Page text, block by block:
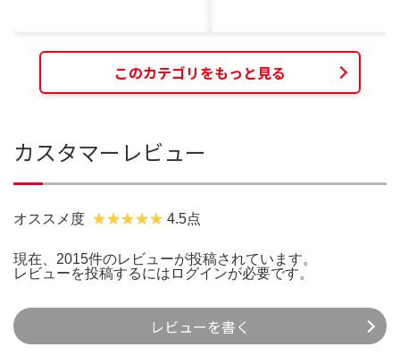
このカテゴリをもっと見る
カスタマーレビュー
オススメ度 4.5点
現在、2015件のレビューが投稿されています。
レビューを投稿するには ログインが必要です。
レビューを書く